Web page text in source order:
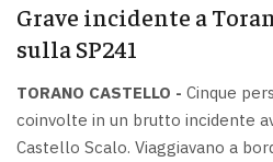
Grave incidente a
sulla SP241
TORANO CASTELLO - Cinque
coinvolte in un brutto incidente
Castello Scalo. Viaggiavano a